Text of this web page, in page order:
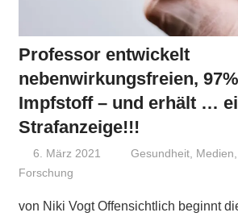
Professor entwickelt
nebenwirkungsfreien,
Impfstoff – und erhält …
Strafanzeige!!!
6. März 2021 Niki Vogt
Gesundheit, Medien
Forschung
von Niki Vogt Offensichtlich beginnt